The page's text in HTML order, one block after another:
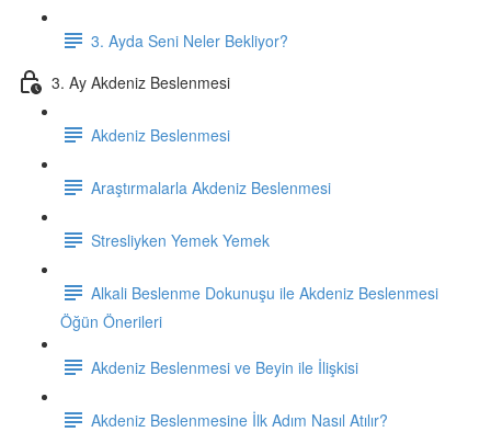
3. Ayda Seni Neler Bekliyor?
3. Ay Akdeniz Beslenmesi
Akdeniz Beslenmesi
Araştırmalarla Akdeniz Beslenmesi
Stresliyken Yemek Yemek
Alkali Beslenme Dokunuşu ile Akdeniz Beslenmesi
Öğün Önerileri
Akdeniz Beslenmesi ve Beyin ile İlişkisi
Akdeniz Beslenmesine İlk Adım Nasıl Atılır?